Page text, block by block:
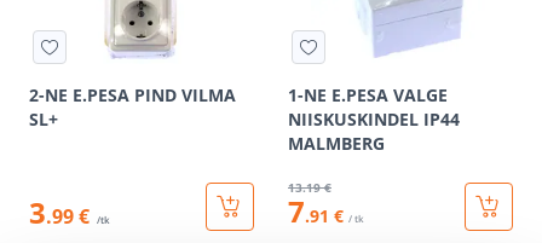
2-NE E.PESA PIND VILMA
SL+
3.99 € /tk
1-NE E.PESA VALGE
NIISKUSKINDEL IP44
MALMBERG
13.19 €
7.91 € / tk